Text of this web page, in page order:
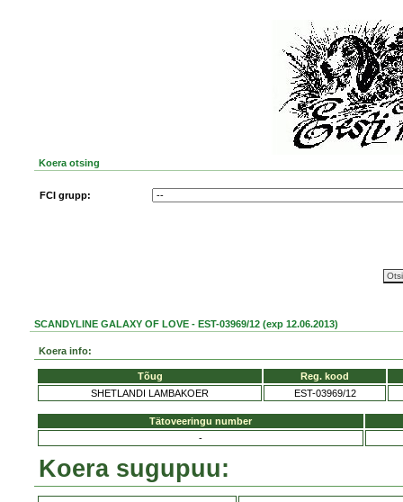
Koera otsing
FCI grupp:
SCANDYLINE GALAXY OF LOVE - EST-03969/12 (exp 12.06.2013)
Koera info:
Tõug
Reg. kood
SHETLANDI LAMBAKOER
EST-03969/12
Tätoveeringu number
-
Koera sugupuu: